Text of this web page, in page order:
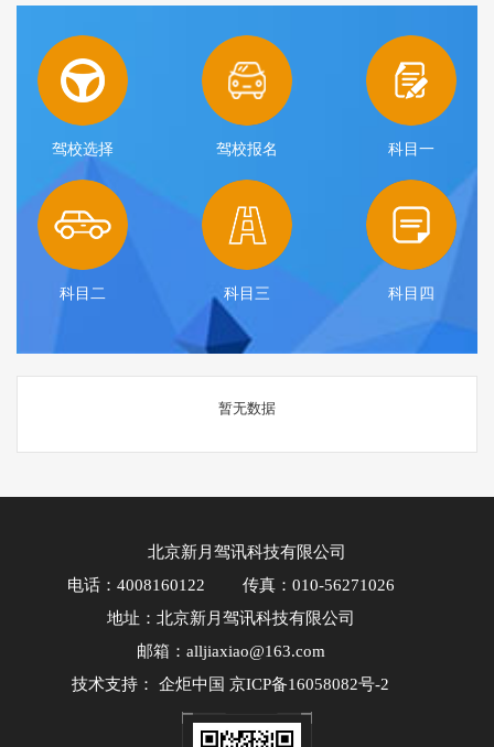
驾校选择 驾校报名 科目一
科目二 科目三 科目四
暂无数据
北京新月驾讯科技有限公司
电话：4008160122
传真：010-56271026
地址：北京新月驾讯科技有限公司
邮箱：alljiaxiao@163.com
技术支持： 企炬中国 京ICP备16058082号-2